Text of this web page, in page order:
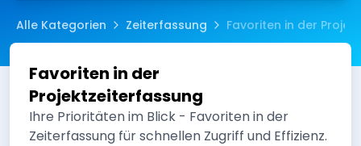
Alle Kategorien Zeiterfassung Favoriten in der
Favoriten in der
Projektzeiterfassung
Ihre Prioritäten im Blick - Favoriten in der
Zeiterfassung für schnellen Zugriff und Effizienz.